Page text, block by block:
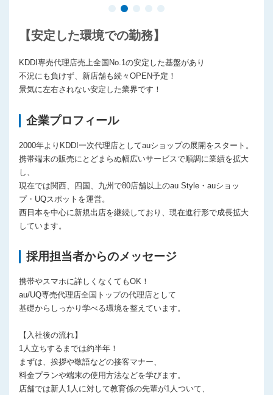
【安定した環境での勤務】
KDDI専売代理店売上全国No.1の安定した基盤があり
不況にも負けず、新店舗も続々OPEN予定！
景気に左右されない安定した業界です！
企業プロフィール
2000年よりKDDI一次代理店としてauショップの展開をスタート。
携帯端末の販売にとどまらぬ幅広いサービスで順調に業績を拡大
し、
現在では関西、四国、九州で80店舗以上のau Style・auショッ
プ・UQスポットを運営。
西日本を中心に新規出店を継続しており、現在進行形で成長拡大
しています。
採用担当者からのメッセージ
携帯やスマホに詳しくなくてもOK！
au/UQ専売代理店全国トップの代理店として
基礎からしっかり学べる環境を整えています。
【入社後の流れ】
1人立ちするまでは約半年！
まずは、挨拶や敬語などの接客マナー、
料金プランや端末の使用方法などを学びます。
店舗では新人1人に対して教育係の先輩が1人ついて、